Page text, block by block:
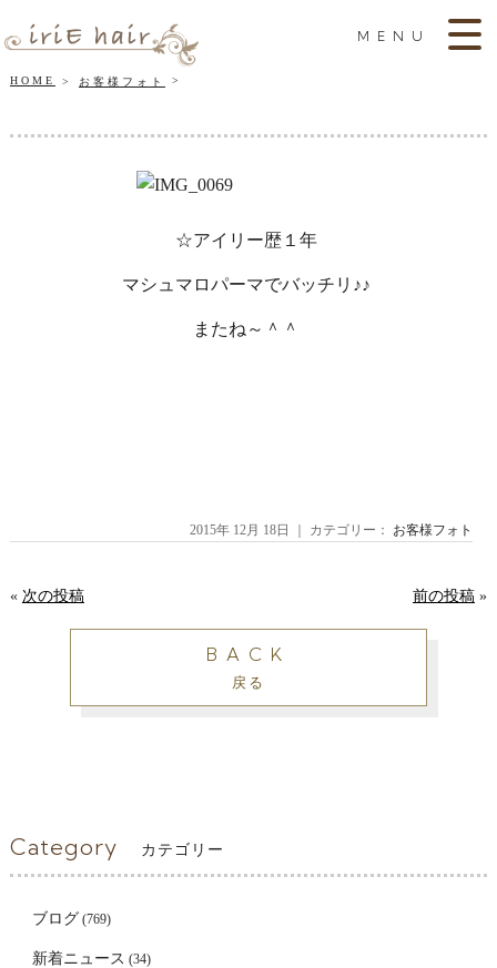
MENU
HOME お客様フォト
☆アイリー歴１年
マシュマロパーマでバッチリ♪♪
またね～＾＾
2015年 12月 18日 ｜ カテゴリー： お客様フォト
« 次の投稿 前の投稿 »
BACK
戻る
Category カテゴリー
ブログ (769)
新着ニュース (34)